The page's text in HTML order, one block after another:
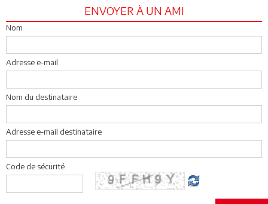
ENVOYER À UN AMI
Nom
Adresse e-mail
Nom du destinataire
Adresse e-mail destinataire
Code de sécurité